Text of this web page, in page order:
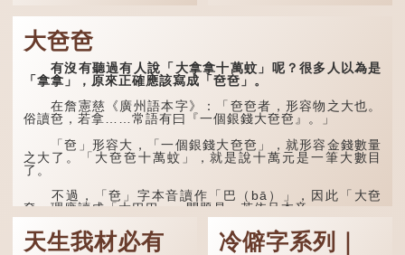
「不見棺材不落淚」的
原句，有說法是「不見棺材
不下淚」或「不見親棺不下
淚」，出自明朝蘭陵笑笑生
所著的《金瓶梅詞話》第九
十八回。原意是指人未親眼
感到悲傷；後來引申為比喻
人執迷不悟，不到徹底失
許多人對這上半句耳熟
能詳，但它其實還有下半句
大夿夿
有沒有聽過有人說「大拿拿十萬蚊」呢？很多人以為是
「拿拿」，原來正確應該寫成「夿夿」。
在詹憲慈《廣州語本字》：「夿夿者，形容物之大也。
俗讀夿，若拿……常語有曰『一個銀錢大夿夿』。」
「夿」形容大，「一個銀錢大夿夿」，就形容金錢數量
之大了。「大夿夿十萬蚊」，就是說十萬元是一筆大數目
了。
不過，「夿」字本音讀作「巴（bā）」，因此「大夿
夿」理應讀成「大巴巴」。問題是，若依足本音，...
天生我材必有
冷僻字系列｜